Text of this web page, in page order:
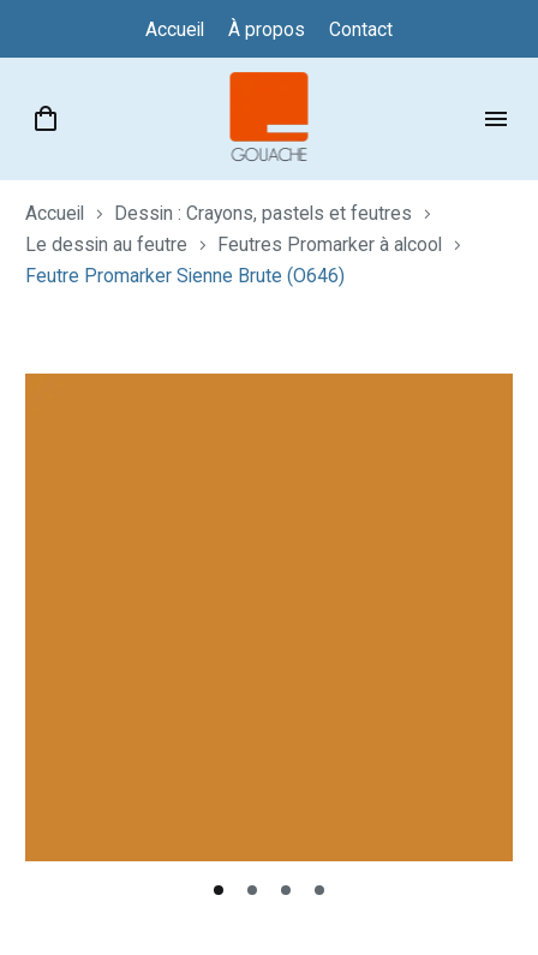
Accueil À propos Contact
Accueil
Dessin : Crayons, pastels et feutres
Le dessin au feutre
Feutres Promarker à alcool
Feutre Promarker Sienne Brute (O646)